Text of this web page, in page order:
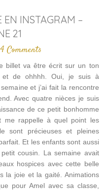
EN INSTAGRAM –
21
4 Comments
billet va être écrit sur un ton
et de ohhhh. Oui, je suis à
et j’ai fait la rencontre
Avec quatre nièces je suis
de ce petit bonhomme
me rappelle à quel point les
sont précieuses et pleines
Et les enfants sont aussi
cousin. La semaine avait
hospices avec cette belle
la joie et la gaité. Animations
pour Amel avec sa classe,